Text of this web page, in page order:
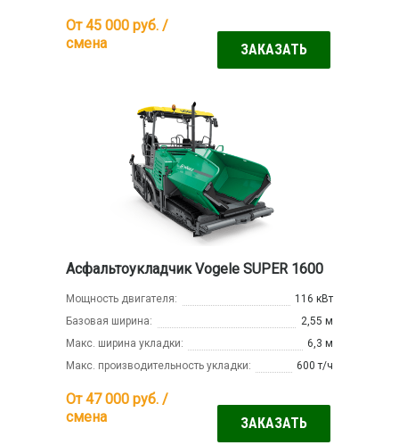
От 45 000 руб. /
смена
ЗАКАЗАТЬ
Асфальтоукладчик Vogele SUPER 1600
Мощность двигателя:
116 кВт
Базовая ширина:
2,55 м
Макс. ширина укладки:
6,3 м
Макс. производительность укладки:
600 т/ч
От 47 000 руб. /
смена
ЗАКАЗАТЬ